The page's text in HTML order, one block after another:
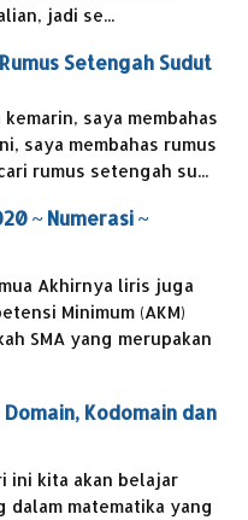
jadi se...
Setengah Sudut
kemarin, saya membahas
saya membahas rumus
rumus setengah su...
~ Numerasi ~
Akhirnya liris juga
Minimum (AKM)
SMA yang merupakan
Kodomain dan
ini kita akan belajar
matematika yang